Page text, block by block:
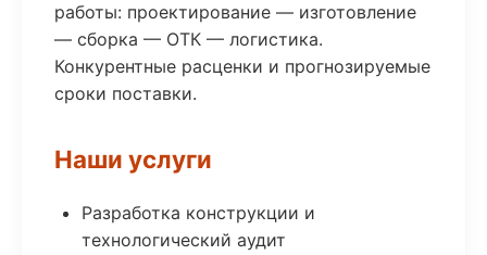
работы: проектирование — изготовление
— сборка — ОТК — логистика.
Конкурентные расценки и прогнозируемые
сроки поставки.
Наши услуги
Разработка конструкции и
технологический аудит